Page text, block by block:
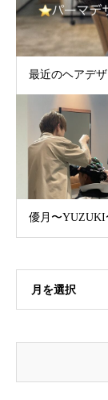
最近のヘアデ
優月〜YUZUKI
月を選択